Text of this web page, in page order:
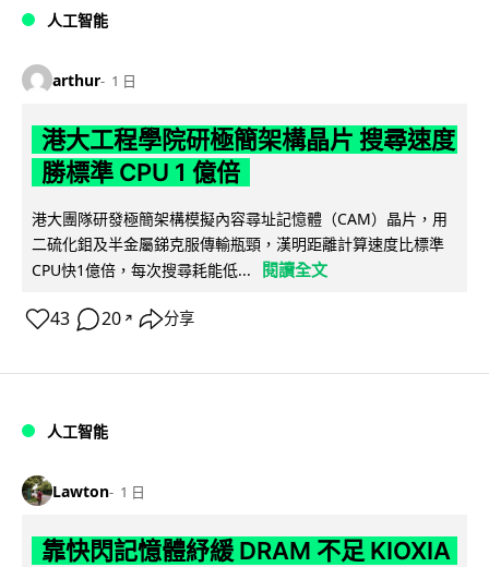
人工智能
arthur 1 日
港大工程學院研極簡架構晶片 搜尋速度
勝標準 CPU 1 億倍
港大團隊研發極簡架構模擬內容尋址記憶體（CAM）晶片，用
二硫化鉬及半金屬銻克服傳輸瓶頸，漢明距離計算速度比標準
CPU快1億倍，每次搜尋耗能低...
閱讀全文
43 20 ↗ 分享
人工智能
Lawton 1 日
靠快閃記憶體紓緩 DRAM 不足 KIOXIA